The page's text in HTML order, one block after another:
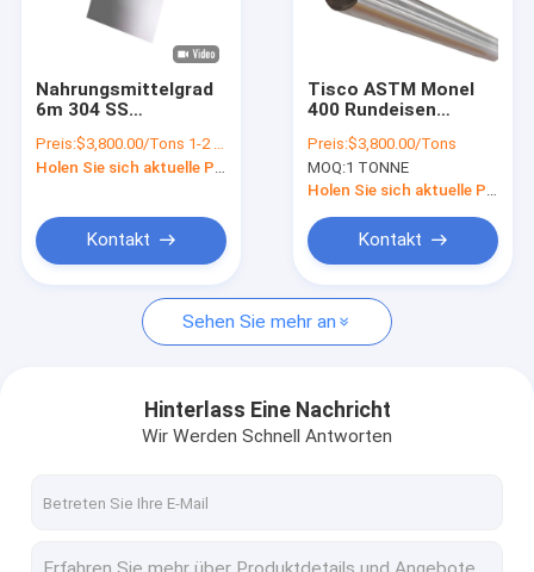
Über uns
Bitte um ein Angebot
Kaltgewalztes Edelstahlblech
Edelstahlspule
Edelstahl-Streifen
Nahrungsmittelgrad
6m 304 SS
Edelstahlblech SS
304 Ende2b
Preis:$3,800.00/Tons 1-2 Tons
Kontakt
Tisco ASTM Monel
400 Rundeisen
Metall-Centerless
Reiben
Preis:$3,800.00/Tons
MOQ:1 TONNE
Holen Sie sich aktuelle Preis
Kontakt
Sehen Sie mehr an
Hinterlass Eine Nachricht
Wir Werden Schnell Antworten